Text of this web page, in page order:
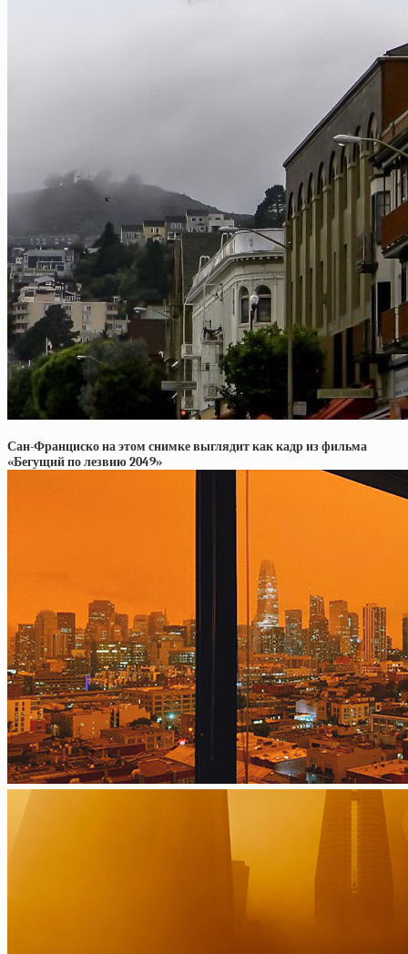
Сан-Франциско на этом снимке выглядит как кадр из фильма
«Бегущий по лезвию 2049»